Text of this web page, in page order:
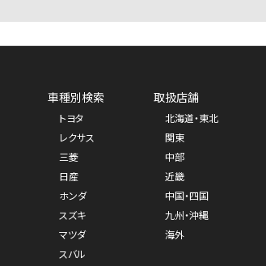
車種別検索
トヨタ
レクサス
三菱
日産
ホンダ
スズキ
マツダ
スバル
取扱店舗
北海道・東北
関東
中部
近畿
中国・四国
九州・沖縄
海外